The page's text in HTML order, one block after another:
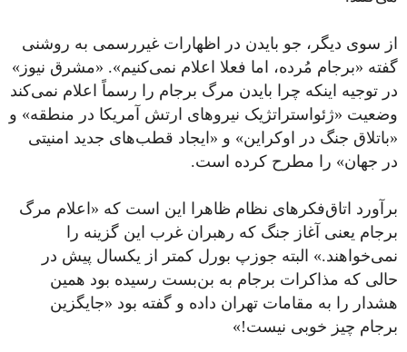
از سوی دیگر، جو بایدن در اظهارات غیررسمی به روشنی
گفته «برجام مُرده، اما فعلا اعلام نمی‌کنیم». «مشرق نیوز»
در توجیه اینکه چرا بایدن مرگ برجام را رسماً اعلام نمی‌کند
وضعیت «ژئواستراتژیک نیروهای ارتش آمریکا در منطقه» و
«باتلاق جنگ در اوکراین» و «ایجاد قطب‌های جدید امنیتی
در جهان» را مطرح کرده است.
برآورد اتاق‌فکرهای نظام ظاهرا این است که «اعلام مرگ
برجام یعنی آغاز جنگ که رهبران غرب این گزینه را
نمی‌خواهند.» البته جوزپ بورل کمتر از یکسال پیش در
حالی که مذاکرات برجام به بن‌بست رسیده بود همین
هشدار را به مقامات تهران داده و گفته بود «جایگزین
برجام چیز خوبی نیست!»